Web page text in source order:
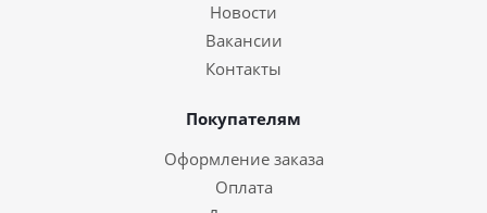
Новости
Вакансии
Контакты
Покупателям
Оформление заказа
Оплата